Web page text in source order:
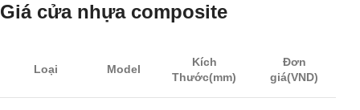
Giá cửa nhựa composite
Loại Model
Kích
Thước(mm)
Đơn
giá(VND)